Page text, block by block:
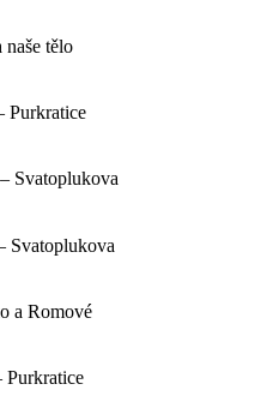
tělo
Purkratice
Svatoplukova
Svatoplukova
a Romové
Purkratice